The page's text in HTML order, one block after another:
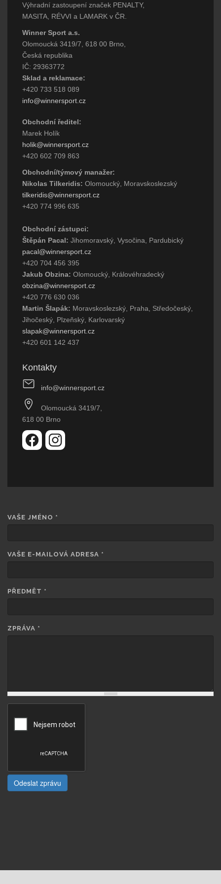
Výhradní zastoupení značek PENALTY,
MASITA, RÉVVI a LAMARK v ČR.
Winner Sport a.s.
Olomoucká 3419/7, 618 00 Brno,
Česká republika
IČ: 29363772
Sklad a reklamace:
+420 733 518 089
info@winnersport.cz
Obchodní ředitel:
Marek Holík
holik@winnersport.cz
+420 602 709 863
Obchodní/týmový manažer:
Nikolas Tilkeridis: Olomoucký, Moravskoslezský
tilkeridis@winnersport.cz
+420 774 996 635
Obchodní zástupci:
Štěpán Pacal: Jihomoravský, Vysočina, Pardubický
pacal@winnersport.cz
+420 704 456 395
Jakub Obzina: Olomoucký, Královéhradecký
obzina@winnersport.cz
+420 776 630 036
Martin Šlapák: Moravskoslezský, Praha, Středočeský,
Jihočeský, Plzeňský, Karlovarský
slapak@winnersport.cz
+420 601 142 437
Kontakty
info@winnersport.cz
Olomoucká 3419/7,
618 00 Brno
VAŠE JMÉNO *
VAŠE E-MAILOVÁ ADRESA *
PŘEDMĚT *
ZPRÁVA *
Odeslat zprávu